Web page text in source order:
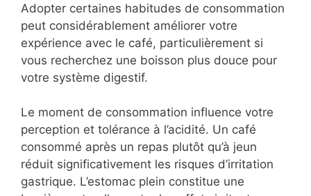
Adopter certaines habitudes de consommation
peut considérablement améliorer votre
expérience avec le café, particulièrement si
vous recherchez une boisson plus douce pour
votre système digestif.
Le moment de consommation influence votre
perception et tolérance à l’acidité. Un café
consommé après un repas plutôt qu’à jeun
réduit significativement les risques d’irritation
gastrique. L’estomac plein constitue une